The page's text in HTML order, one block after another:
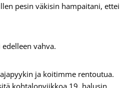
pesin väkisin hampaitani, ettei
vahva.
ja koitimme rentoutua.
kohtalonviikkoa 19, halusin